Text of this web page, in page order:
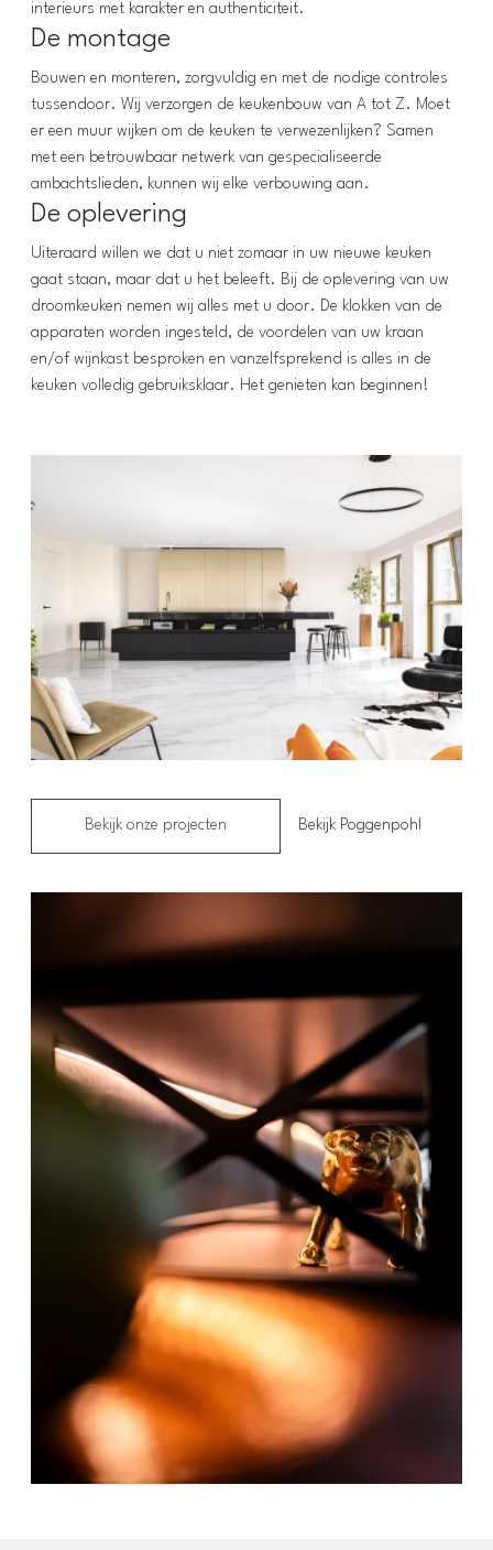
interieurs met karakter en authenticiteit.
De montage
Bouwen en monteren, zorgvuldig en met de nodige controles
tussendoor. Wij verzorgen de keukenbouw van A tot Z. Moet
er een muur wijken om de keuken te verwezenlijken? Samen
met een betrouwbaar netwerk van gespecialiseerde
ambachtslieden, kunnen wij elke verbouwing aan.
De oplevering
Uiteraard willen we dat u niet zomaar in uw nieuwe keuken
gaat staan, maar dat u het beleeft. Bij de oplevering van uw
droomkeuken nemen wij alles met u door. De klokken van de
apparaten worden ingesteld, de voordelen van uw kraan
en/of wijnkast besproken en vanzelfsprekend is alles in de
keuken volledig gebruiksklaar. Het genieten kan beginnen!
Bekijk onze projecten Bekijk Poggenpohl